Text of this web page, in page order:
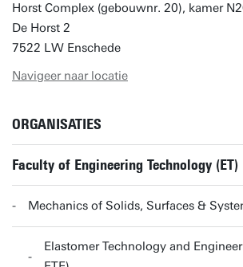
Horst Complex (gebouwnr. 20), kamer
De Horst 2
7522 LW Enschede
Navigeer naar locatie
ORGANISATIES
Faculty of Engineering Technology (ET)
Mechanics of Solids, Surfaces &
Elastomer Technology and